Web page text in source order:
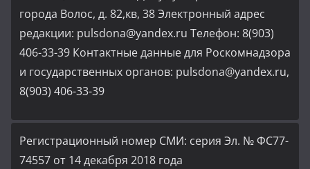
города Волос, д. 82,кв, 38 Электронный адрес
редакции: pulsdona@yandex.ru Телефон: 8(903)
406-33-39 Контактные данные для Роскомнадзора
и государственных органов: pulsdona@yandex.ru,
8(903) 406-33-39
Регистрационный номер СМИ: серия Эл. № ФС77-
74557 от 14 декабря 2018 года